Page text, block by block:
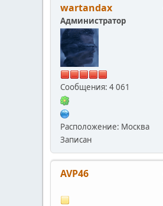
wartandax
Администратор
Сообщения: 4 061
Расположение: Москва
Записан
AVP46